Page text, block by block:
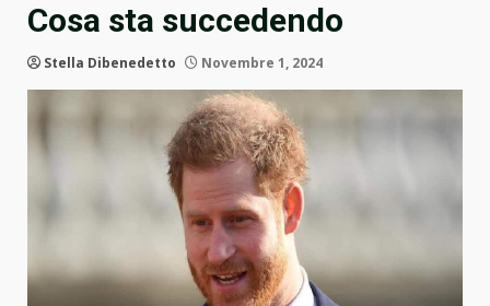
Cosa sta succedendo
Stella Dibenedetto Novembre 1, 2024